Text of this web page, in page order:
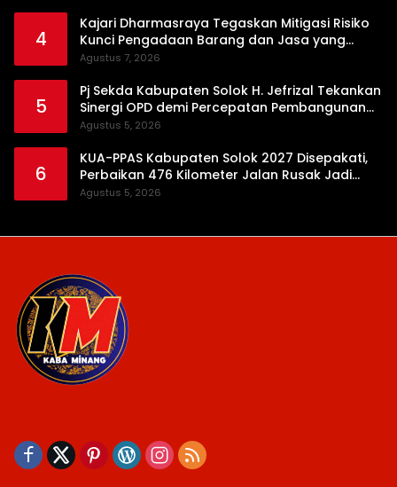
4
Kajari Dharmasraya Tegaskan Mitigasi Risiko
Kunci Pengadaan Barang dan Jasa yang
Bersih
Agustus 7, 2026
5
Pj Sekda Kabupaten Solok H. Jefrizal Tekankan
Sinergi OPD demi Percepatan Pembangunan
Daerah
Agustus 5, 2026
6
KUA-PPAS Kabupaten Solok 2027 Disepakati,
Perbaikan 476 Kilometer Jalan Rusak Jadi
Prioritas
Agustus 5, 2026